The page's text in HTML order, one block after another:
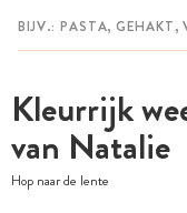
Kleurrijk
van Natalie
Hop naar de lente
MIJN BEWAARDE